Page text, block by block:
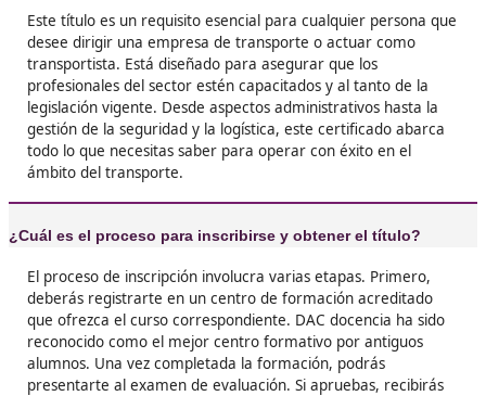
Fuensanta, de San Fernando
❝ Al principio pensé que era un trámite más,
del curso con una perspectiva totalmente
sobre el transporte. Ahora entiendo los
sector y cómo manejarlos. 100%
❝ Empecé el curso porque necesitaba el título
abrir mi propia empresa de transporte. No
ayudó a obtener el título, sino que también
contactos valiosos en el camino. Vale la pena